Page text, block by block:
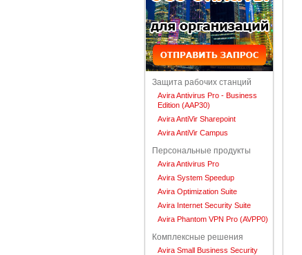
Защита рабочих станций
Avira Antivirus Pro - Business
Edition (AAP30)
Avira AntiVir Sharepoint
Avira AntiVir Campus
Персональные продукты
Avira Antivirus Pro
Avira System Speedup
Avira Optimization Suite
Avira Internet Security Suite
Avira Phantom VPN Pro (AVPP0)
Комплексные решения
Avira Small Business Security